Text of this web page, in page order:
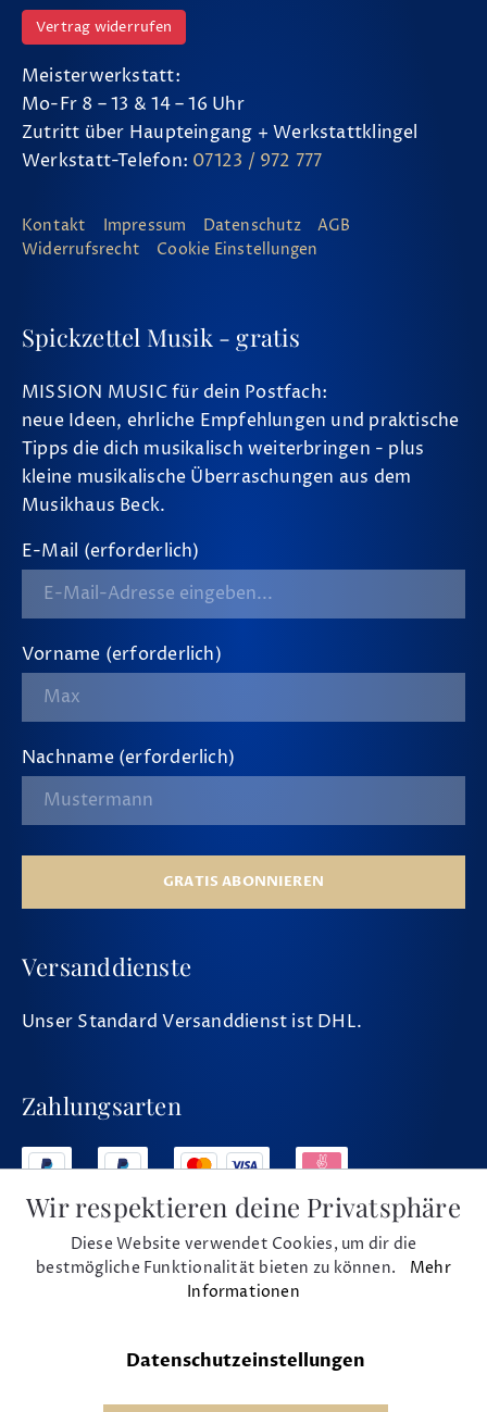
Vertrag widerrufen
Meisterwerkstatt:
Mo-Fr 8 – 13 & 14 – 16 Uhr
Zutritt über Haupteingang + Werkstattklingel
Werkstatt-Telefon: 07123 / 972 777
Kontakt Impressum Datenschutz
AGB
Widerrufsrecht
Cookie Einstellungen
Spickzettel Musik - gratis
MISSION MUSIC für dein Postfach:
neue Ideen, ehrliche Empfehlungen und praktische
Tipps die dich musikalisch weiterbringen - plus
kleine musikalische Überraschungen aus dem
Musikhaus Beck.
E-Mail (erforderlich)
Vorname (erforderlich)
Nachname (erforderlich)
GRATIS ABONNIEREN
Versanddienste
Unser Standard Versanddienst ist DHL.
Zahlungsarten
Social Media
Wir respektieren deine Privatsphäre
Diese Website verwendet Cookies, um dir die
bestmögliche Funktionalität bieten zu können. Mehr
Informationen
Datenschutzeinstellungen